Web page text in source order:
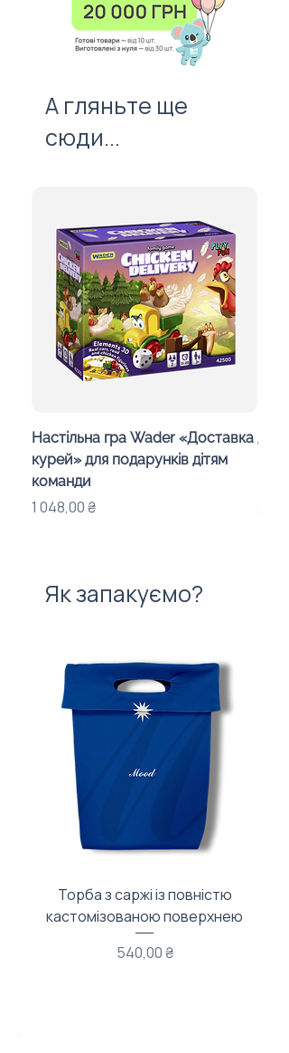
важливий атрибут першого
враження!
А гляньте ще
сюди...
Настільна гра Wader «Доставка
курей» для подарунків дітям
команди
Ціна
1 048,00 ₴
Як запакуємо?
Торба з саржі із повністю
кастомізованою поверхнею
Ціна
540,00 ₴